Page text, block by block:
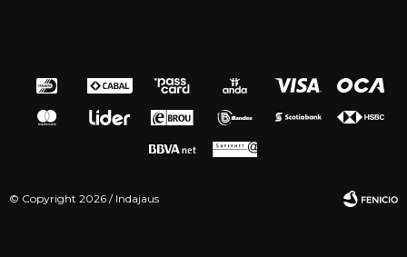
© Copyright 2026 / Indajaus